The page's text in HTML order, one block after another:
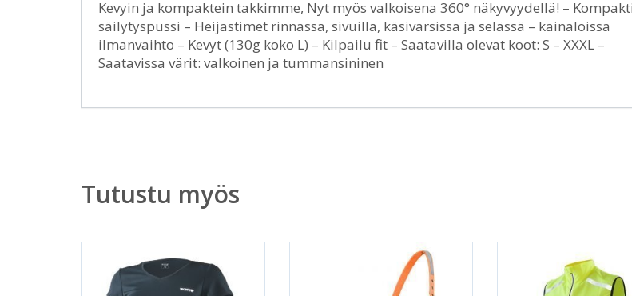
Kevyin ja kompaktein takkimme, Nyt myös valkoisena 360° näkyvyydellä! – Kompakti
säilytyspussi – Heijastimet rinnassa, sivuilla, käsivarsissa ja selässä – kainaloissa
ilmanvaihto – Kevyt (130g koko L) – Kilpailu fit – Saatavilla olevat koot: S – XXXL –
Saatavissa värit: valkoinen ja tummansininen
Tutustu myös